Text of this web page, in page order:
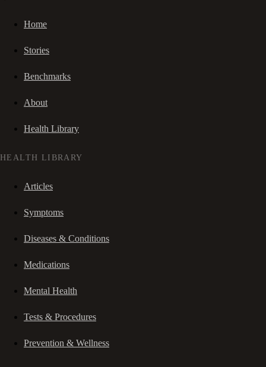
Home
Stories
Benchmarks
About
Health Library
HEALTH LIBRARY
Articles
Symptoms
Diseases & Conditions
Medications
Mental Health
Tests & Procedures
Prevention & Wellness